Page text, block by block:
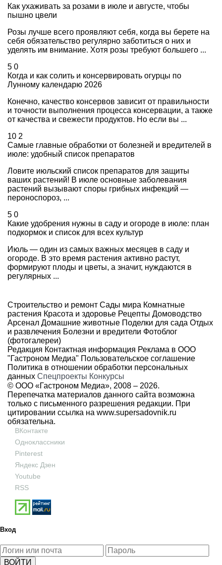
Как ухаживать за розами в июле и августе, чтобы
пышно цвели
Розы лучше всего проявляют себя, когда вы берете на
себя обязательство регулярно заботиться о них и
уделять им внимание. Хотя розы требуют большего ...
5 0
Когда и как солить и консервировать огурцы по
Лунному календарю 2026
Конечно, качество консервов зависит от правильности
и точности выполнения процесса консервации, а также
от качества и свежести продуктов. Но если вы ...
10 2
Самые главные обработки от болезней и вредителей в
июле: удобный список препаратов
Ловите июльский список препаратов для защиты
ваших растений! В июле основные заболевания
растений вызывают споры грибных инфекций —
пероноспороз, ...
5 0
Какие удобрения нужны в саду и огороде в июле: план
подкормок и список для всех культур
Июль — один из самых важных месяцев в саду и
огороде. В это время растения активно растут,
формируют плоды и цветы, а значит, нуждаются в
регулярных ...
Строительство и ремонт Сады мира Комнатные
растения Красота и здоровье Рецепты Домоводство
Арсенал Домашние животные Поделки для сада Отдых
и развлечения Болезни и вредители Фотоблог
(фотогалереи)
Редакция Контактная информация Реклама в ООО
"Гастроном Медиа" Пользовательское соглашение
Политика в отношении обработки персональных
данных Спецпроекты Конкурсы
© ООО «Гастроном Медиа», 2008 – 2026.
Перепечатка материалов данного сайта возможна
только с письменного разрешения редакции. При
цитировании ссылка на www.supersadovnik.ru
обязательна.
ВКонтакте
Одноклассники
Pinterest
Яндекс Дзен
Youtube
RSS
Вход